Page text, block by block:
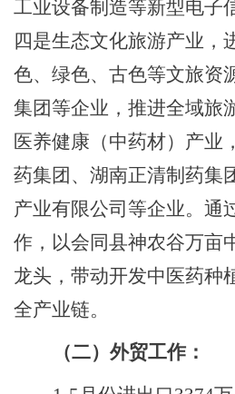
工业设备制造等新型电子
四是生态文化旅游产业，
色、绿色、古色等文旅资
集团等企业，推进全域旅
医养健康（中药材）产业
药集团、湖南正清制药集
产业有限公司 等企业。通
作，以会同县神农谷万亩
龙头，带动开发中医药种
全产业链。
（二）外贸工作：